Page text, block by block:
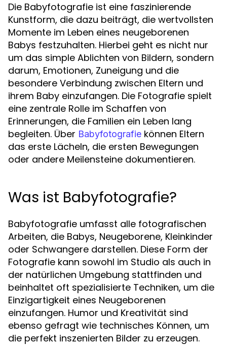
Die Babyfotografie ist eine faszinierende
Kunstform, die dazu beiträgt, die wertvollsten
Momente im Leben eines neugeborenen
Babys festzuhalten. Hierbei geht es nicht nur
um das simple Ablichten von Bildern, sondern
darum, Emotionen, Zuneigung und die
besondere Verbindung zwischen Eltern und
ihrem Baby einzufangen. Die Fotografie spielt
eine zentrale Rolle im Schaffen von
Erinnerungen, die Familien ein Leben lang
begleiten. Über Babyfotografie können Eltern
das erste Lächeln, die ersten Bewegungen
oder andere Meilensteine dokumentieren.
Was ist Babyfotografie?
Babyfotografie umfasst alle fotografischen
Arbeiten, die Babys, Neugeborene, Kleinkinder
oder Schwangere darstellen. Diese Form der
Fotografie kann sowohl im Studio als auch in
der natürlichen Umgebung stattfinden und
beinhaltet oft spezialisierte Techniken, um die
Einzigartigkeit eines Neugeborenen
einzufangen. Humor und Kreativität sind
ebenso gefragt wie technisches Können, um
die perfekt inszenierten Bilder zu erzeugen.